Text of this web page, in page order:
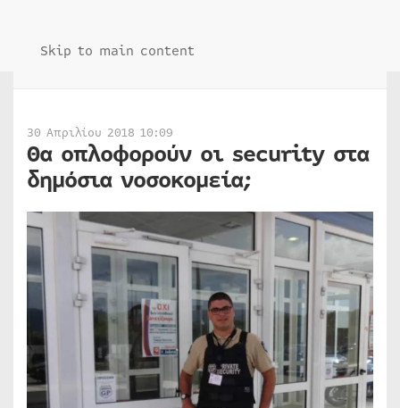
Skip to main content
30 Απριλίου 2018 10:09
Θα οπλοφορούν οι security στα
δημόσια νοσοκομεία;